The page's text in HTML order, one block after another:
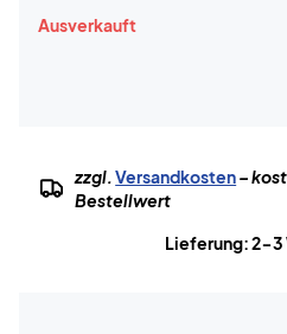
Ausverkauft
zzgl.Versandkosten–
Bestellwert
Lieferung: 2-3